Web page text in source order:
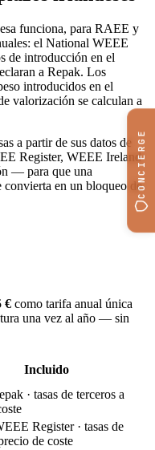
funciona, para RAEE y
el National WEEE
de introducción en el
a Repak. Los
introducidos en el
valorización se calculan a
a partir de sus datos de
Register, WEEE Ireland
— para que una
convierta en un bloqueo de
€ como tarifa anual única
una vez al año — sin
Incluido
· tasas de terceros a
Register · tasas de
de coste
CONCIERGE